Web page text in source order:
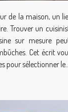
mesure
de la maison, un
Trouver un
sur mesure
Cet écrit
pour sélectionner le...